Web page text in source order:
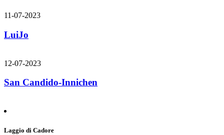
11-07-2023
LuiJo
12-07-2023
San Candido-Innichen
Laggio di Cadore